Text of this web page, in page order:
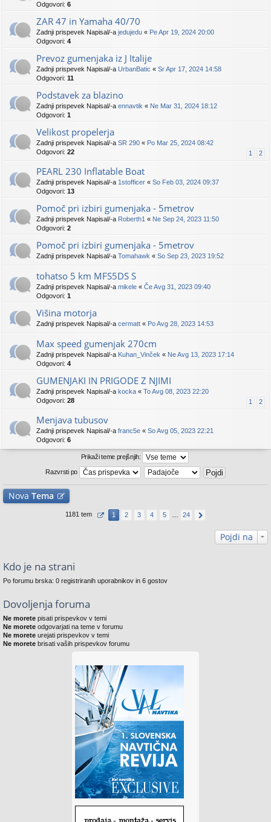
Odgovori: 6
ZAR 47 in Yamaha 40/70
Zadnji prispevek Napisal/-a jedujedu « Pe Apr 19, 2024 20:00
Odgovori: 4
Prevoz gumenjaka iz J Italije
Zadnji prispevek Napisal/-a UrbanBatic « Sr Apr 17, 2024 14:58
Odgovori: 11
Podstavek za blazino
Zadnji prispevek Napisal/-a ennavtik « Ne Mar 31, 2024 18:12
Odgovori: 1
Velikost propelerja
Zadnji prispevek Napisal/-a SR 290 « Po Mar 25, 2024 08:42
Odgovori: 22 1 2
PEARL 230 Inflatable Boat
Zadnji prispevek Napisal/-a 1stofficer « So Feb 03, 2024 09:37
Odgovori: 13
Pomoč pri izbiri gumenjaka - 5metrov
Zadnji prispevek Napisal/-a Roberth1 « Ne Sep 24, 2023 11:50
Odgovori: 2
Pomoč pri izbiri gumenjaka - 5metrov
Zadnji prispevek Napisal/-a Tomahawk « So Sep 23, 2023 19:52
tohatso 5 km MFS5DS S
Zadnji prispevek Napisal/-a mikele « Če Avg 31, 2023 09:40
Odgovori: 1
Višina motorja
Zadnji prispevek Napisal/-a cermatt « Po Avg 28, 2023 14:53
Max speed gumenjak 270cm
Zadnji prispevek Napisal/-a Kuhan_Vinček « Ne Avg 13, 2023 17:14
Odgovori: 4
GUMENJAKI IN PRIGODE Z NJIMI
Zadnji prispevek Napisal/-a kocka « To Avg 08, 2023 22:20
Odgovori: 28 1 2
Menjava tubusov
Zadnji prispevek Napisal/-a franc5e « So Avg 05, 2023 22:21
Odgovori: 6
Prikaži teme prejšnjih:
Razvrsti po
Nova Tema
1181 tem 1 2 3 4 5 24
Pojdi na
Kdo je na strani
Po forumu brska: 0 registriranih uporabnikov in 6 gostov
Dovoljenja foruma
Ne morete pisati prispevkov v temi
Ne morete odgovarjati na teme v forumu
Ne morete urejati prispevkov v temi
Ne morete brisati vaših prispevkov forumu